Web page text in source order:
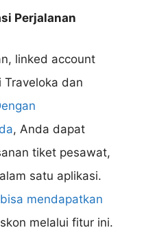
Perjalanan
linked account
Traveloka dan
, Anda dapat
tiket pesawat,
satu aplikasi.
bisa mendapatkan
melalui fitur ini.